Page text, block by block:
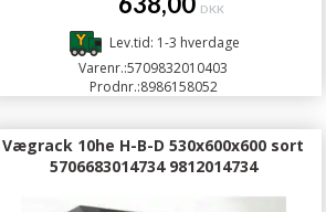
DKK
Lev.tid: 1-3 hverdage
Varenr.:5709832010403
Prodnr.:8986158052
Vægrack 10he H-B-D 530x600x600 sort
5706683014734 9812014734